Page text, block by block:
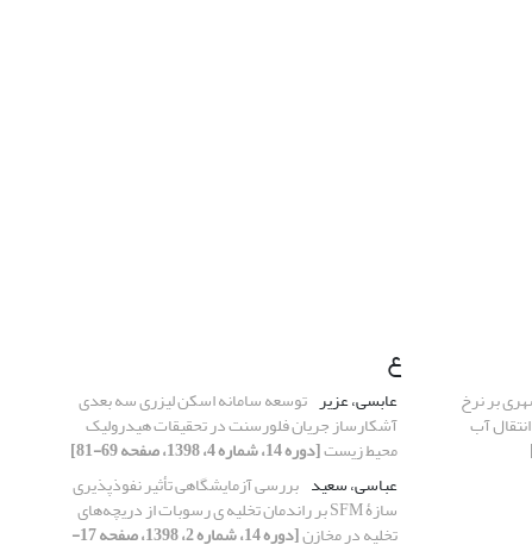
بر نرخ
آب
ع
عابسی، عزیر توسعه سامانه اسکن لیزری سه بعدی
آشکارساز جریان فلورسنت در تحقیقات هیدرولیک
محیط زیست[دوره 14، شماره 4، 1398، صفحه 69-81]
عباسی، سعید بررسی آزمایشگاهی تأثیر نفوذپذیری
سازۀ SFM بر راندمان تخلیه ی رسوبات از دریچه‌های
تخلیه‌ در مخازن [دوره 14، شماره 2، 1398، صفحه 17-